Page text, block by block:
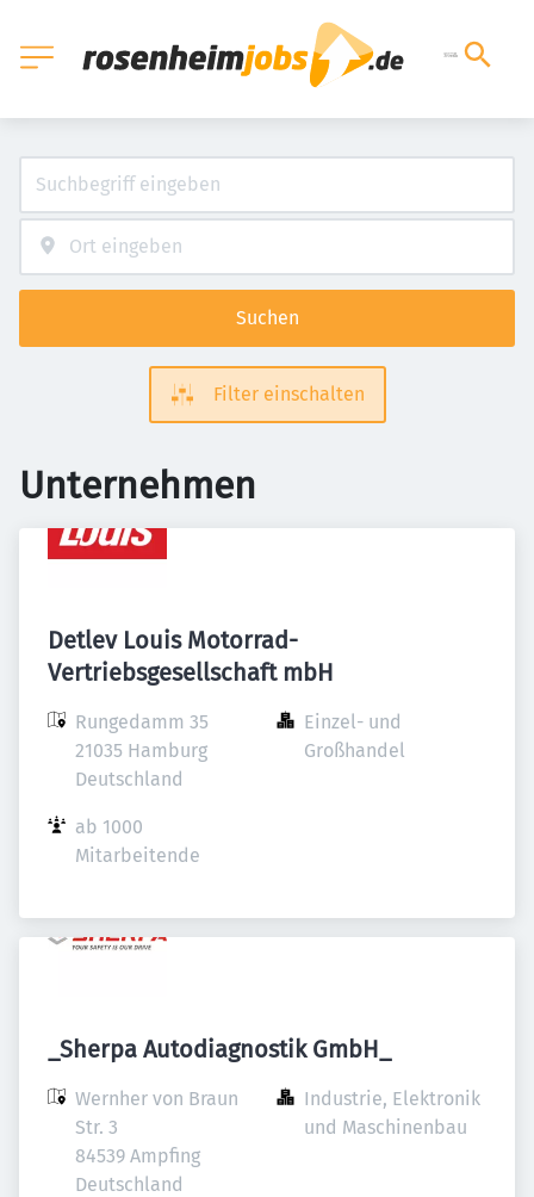
Suchen
Filter einschalten
Unternehmen
Detlev Louis Motorrad-
Vertriebsgesellschaft mbH
Rungedamm 35
21035 Hamburg
Deutschland
Einzel- und
Großhandel
ab 1000
Mitarbeitende
_Sherpa Autodiagnostik GmbH_
Wernher von Braun
Str. 3
84539 Ampfing
Deutschland
Industrie, Elektronik
und Maschinenbau